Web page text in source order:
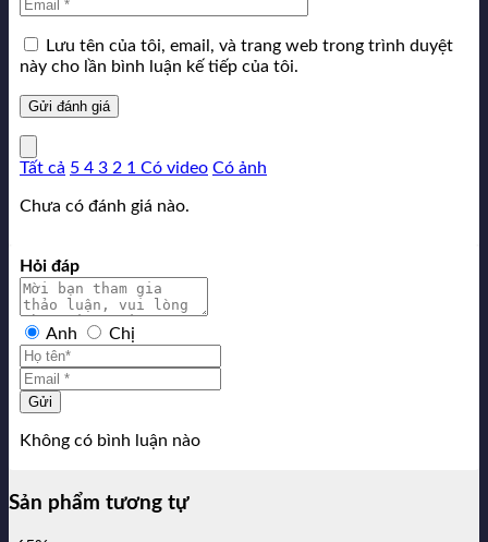
Lưu tên của tôi, email, và trang web trong trình duyệt
này cho lần bình luận kế tiếp của tôi.
Tất cả 5 4 3 2 1 Có video Có ảnh
Chưa có đánh giá nào.
Hỏi đáp
Anh Chị
Gửi
Không có bình luận nào
Sản phẩm tương tự